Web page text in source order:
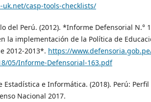
uk.net/casp-tools-checklists/
del Perú. (2012). *Informe Defensorial N.°
la implementación de la Política de
2012-2013*. https://
05/Informe-Defensorial-163.pdf
e Informática. (2018). Perú: Perfil
Nacional 2017.